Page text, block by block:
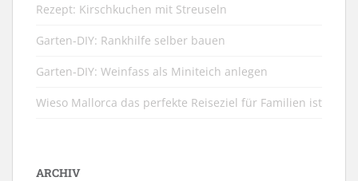
Rezept: Kirschkuchen mit Streuseln
Garten-DIY: Rankhilfe selber bauen
Garten-DIY: Weinfass als Miniteich anlegen
Wieso Mallorca das perfekte Reiseziel für Familien ist
ARCHIV